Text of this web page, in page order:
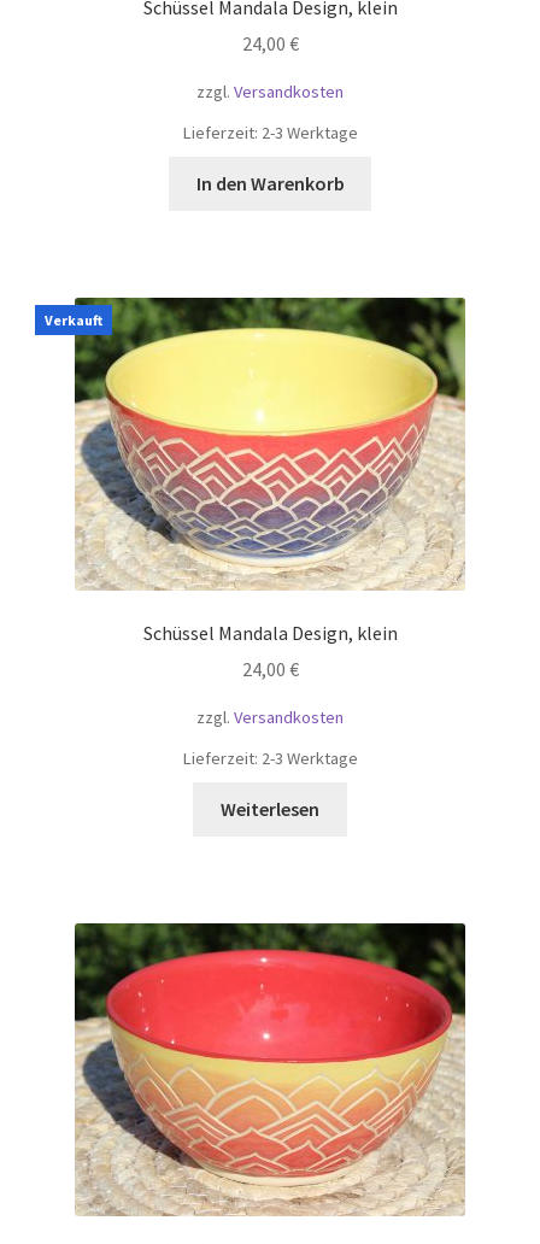
Schüssel Mandala Design, klein
24,00 €
zzgl. Versandkosten
Lieferzeit: 2-3 Werktage
In den Warenkorb
Verkauft
Schüssel Mandala Design, klein
24,00 €
zzgl. Versandkosten
Lieferzeit: 2-3 Werktage
Weiterlesen